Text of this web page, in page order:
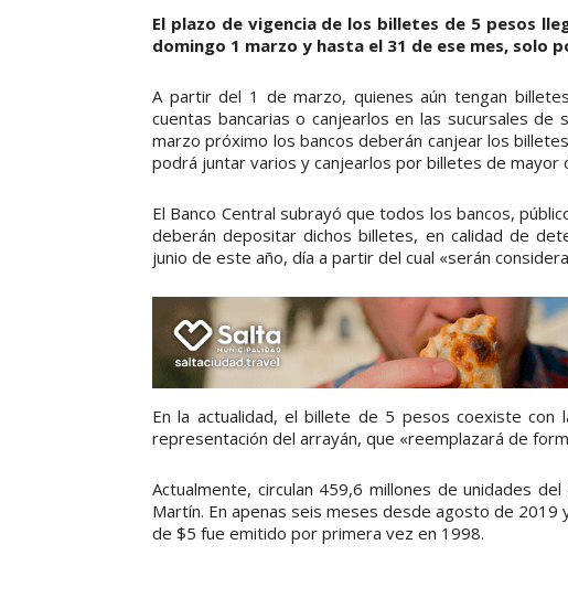
El plazo de vigencia de los billetes de 5 pesos
domingo 1 marzo y hasta el 31 de ese mes, solo
A partir del 1 de marzo, quienes aún tengan
cuentas bancarias o canjearlos en las sucursales
marzo próximo los bancos deberán canjear los
podrá juntar varios y canjearlos por billetes de mayor
El Banco Central subrayó que todos los bancos,
deberán depositar dichos billetes, en calidad de
junio de este año, día a partir del cual «serán
En la actualidad, el billete de 5 pesos coexiste
representación del arrayán, que «reemplazará de
Actualmente, circulan 459,6 millones de unidades
Martín. En apenas seis meses desde agosto de
de $5 fue emitido por primera vez en 1998.